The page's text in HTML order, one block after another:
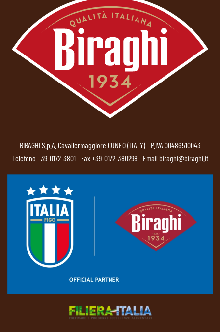
BIRAGHI S.p.A. Cavallermaggiore CUNEO (ITALY) - P.IVA 00486510043
Telefono +39-0172-3801- Fax +39-0172-380298 - Email biraghi@biraghi.it